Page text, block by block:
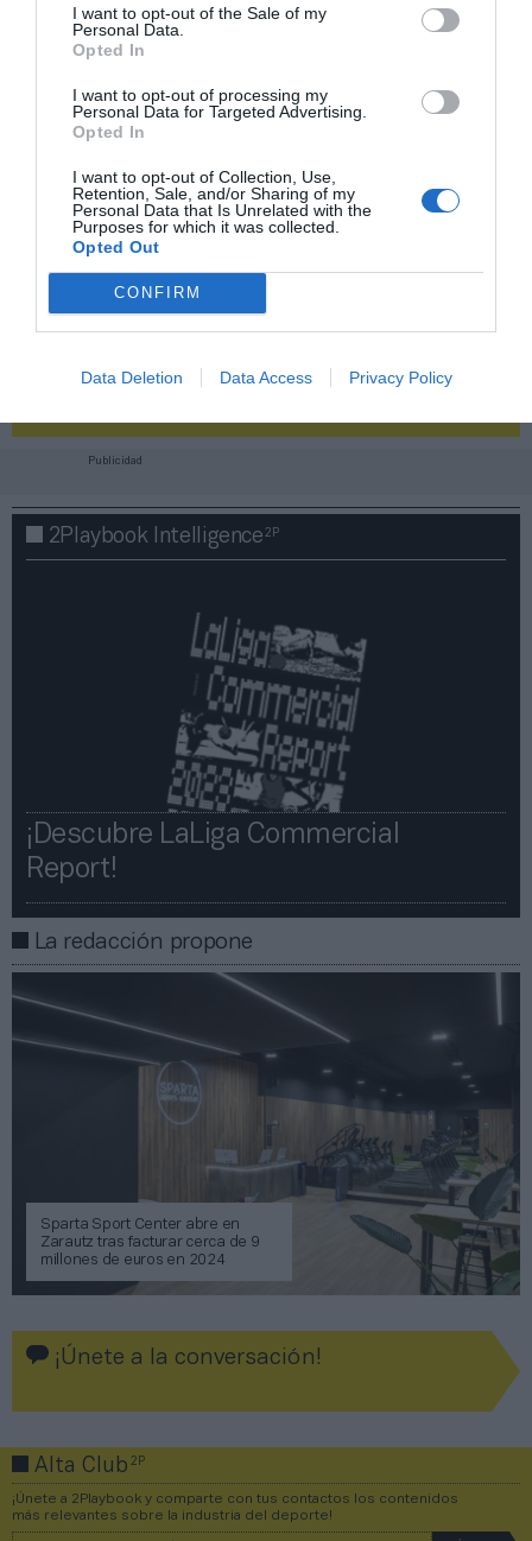
I want to opt-out of the Sale of my
Personal Data.
Opted In
I want to opt-out of processing my
Personal Data for Targeted Advertising.
Opted In
I want to opt-out of Collection, Use,
Retention, Sale, and/or Sharing of my
Personal Data that Is Unrelated with the
Purposes for which it was collected.
Opted Out
CONFIRM
Data Deletion Data Access Privacy Policy
y eventos para Socios!​​​​​​​
Publicidad
2Playbook Intelligence2P
¡Descubre LaLiga Commercial
Report!​​
La redacción propone
Sparta Sport Center abre en
Zarautz tras facturar cerca de 9
millones de euros en 2024
¡Únete a la conversación!
Alta Club2P
¡Únete a 2Playbook y comparte con tus contactos los contenidos
más relevantes sobre la industria del deporte!